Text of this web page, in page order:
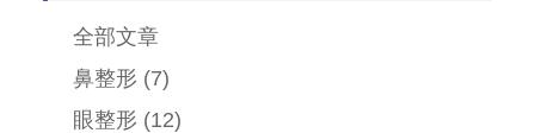
全部文章
鼻整形 (7)
眼整形 (12)